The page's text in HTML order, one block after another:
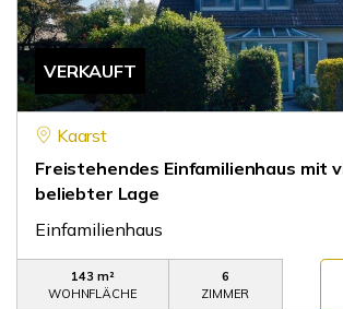
VERKAUFT
Kaarst
Freistehendes Einfamilienhaus mit
beliebter Lage
Einfamilienhaus
143 m²
WOHNFLÄCHE
6
ZIMMER